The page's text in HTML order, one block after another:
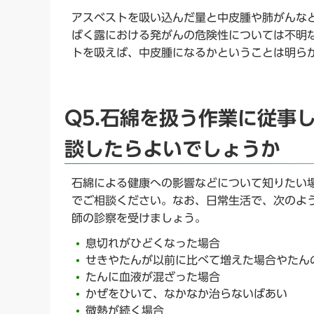
アスベストを吸い込んだ量と中皮腫や肺がん
ばく露における発がんの危険性については不
トを吸えば、中皮腫になるかということは明ら
Q5.石綿を扱う作業に従事
談したらよいでしょうか
石綿による健康への影響などについて知りた
でご相談ください。なお、日常生活で、次の
師の診察を受けましょう。
息切れがひどくなった場合
せきやたんが以前に比べて増えた場合やた
たんに血液が混ざった場合
かぜをひいて、なかなか治らないばあい
微熱が続く場合